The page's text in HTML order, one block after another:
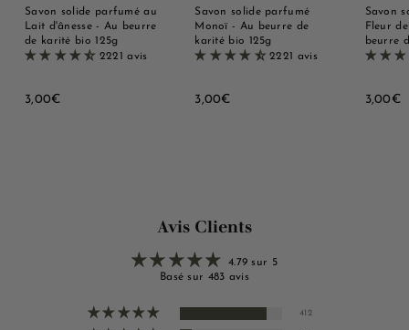
Savon solide parfumé au
Lait d'ânesse - Au beurre
de karité bio 125g
2221 avis
3,00€3
Savon solide parfumé
Monoï - Au beurre de
karité bio 125g
2221 avis
3,00€3
Savon
Fleur
beurre
3,00€3
Avis Clients
4.79 sur 5
Basé sur 483 avis
412